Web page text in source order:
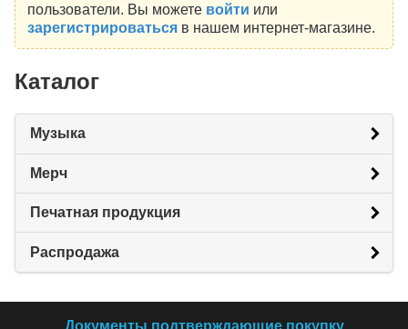
пользователи. Вы можете войти или
зарегистрироватьсяв нашем интернет-магазине.
Каталог
Музыка
Мерч
Печатная продукция
Распродажа
Документы подтверждающие покупку